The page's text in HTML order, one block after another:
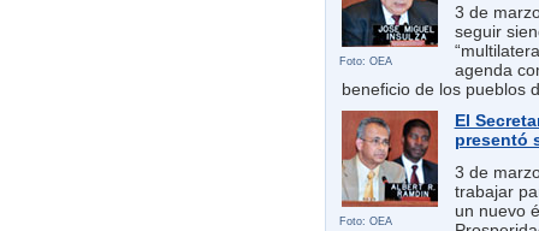
Foto: OEA
3 de
seguir
agenda
beneficio de los pueblos
Foto: OEA
El
presentó
3 de
trabajar
un nuevo